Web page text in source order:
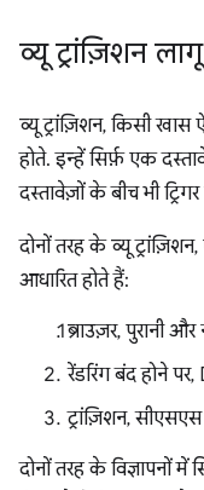
व्यू ट्रांज़िशन
व्यू ट्रांज़िशन, किसी
होते. इन्हें सिर्फ़ एक
दस्तावेज़ों के बीच भी
दोनों तरह के व्यू
आधारित होते हैं:
ब्राउज़र, पुरानी
रेंडरिंग बंद होने
ट्रांज़िशन,
दोनों तरह के विज्ञापनों